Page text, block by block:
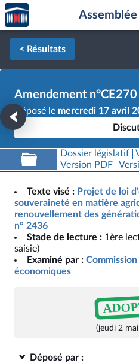
Aller au contenu
Aller en bas de la page
Accèder
à la
page
d'accueil
< Résultats
Amendement n°CE270
Déposé le mercredi 17 avril
Dossier législatif
Version PDF
Texte visé : Projet de loi
souveraineté en matière
renouvellement des
n° 2436
Stade de lecture : 1ère
saisie)
Examiné par :
économiques
(jeudi 2
Déposé par :